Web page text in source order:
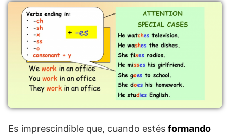
Es imprescindible que, cuando estés formando